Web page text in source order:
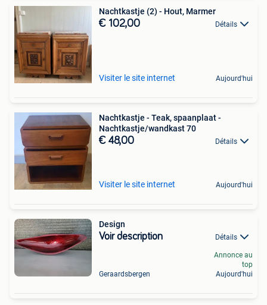
Nachtkastje (2) - Hout, Marmer
€ 102,00 Détails
Visiter le site internet Aujourd'hui
Nachtkastje - Teak, spaanplaat -
Nachtkastje/wandkast 70
€ 48,00 Détails
Visiter le site internet Aujourd'hui
Design
Voir description Détails
Geraardsbergen
Annonce au
top
Aujourd'hui